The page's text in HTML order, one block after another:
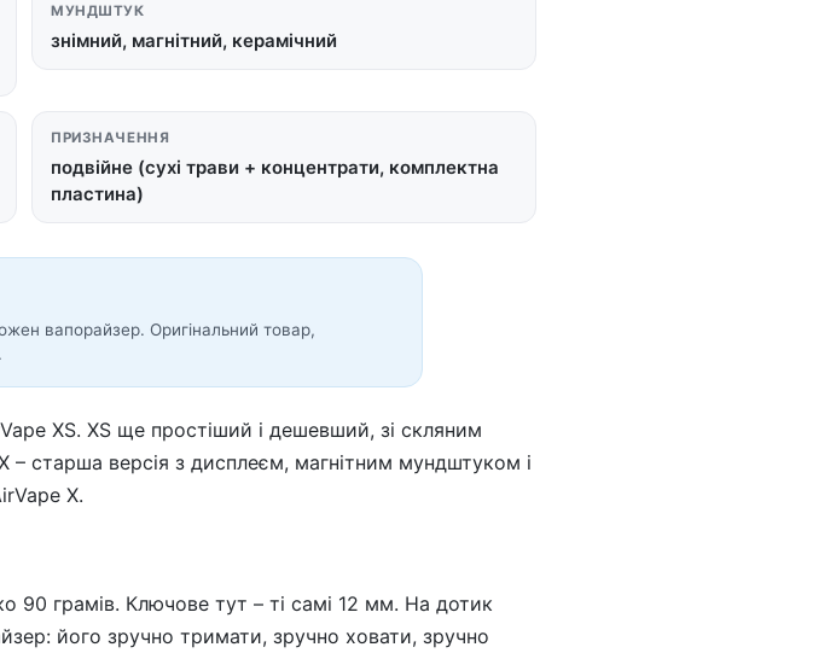
МУНДШТУК
знімний, магнітний, керамічний
ПРИЗНАЧЕННЯ
подвійне (сухі трави + концентрати, комплектна
пластина)
вапорайзер. Оригінальний товар,
XS. XS ще простіший і дешевший, зі скляним
– старша версія з дисплеєм, магнітним мундштуком і
X.
90 грамів. Ключове тут – ті самі 12 мм. На дотик
його зручно тримати, зручно ховати, зручно